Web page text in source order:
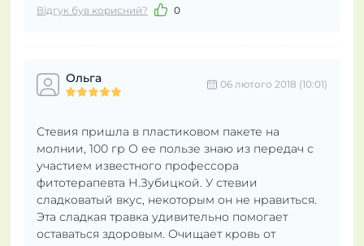
Відгук був корисний? 0
Ольга 06 лютого 2018 (10:01)
Стевия пришла в пластиковом пакете на
молнии, 100 гр О ее пользе знаю из передач с
участием известного профессора
фитотерапевта Н.Зубицкой. У стевии
сладковатый вкус, некоторым он не нравиться.
Эта сладкая травка удивительно помогает
оставаться здоровым. Очищает кровь от